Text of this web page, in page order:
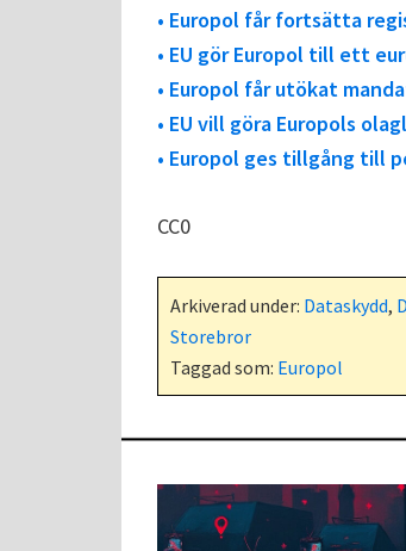
• Europol får fortsätta
• EU gör Europol till ett
• Europol får utökat
• EU vill göra Europols
• Europol ges tillgång till
CC0
Arkiverad under: Dataskydd,
Storebror
Taggad som: Europol